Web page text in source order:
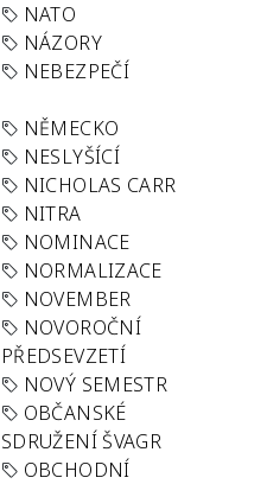
NATO
NÁZORY
NEBEZPEČÍ
NĚMECKO
NESLYŠÍCÍ
NICHOLAS CARR
NITRA
NOMINACE
NORMALIZACE
NOVEMBER
NOVOROČNÍ
PŘEDSEVZETÍ
NOVÝ SEMESTR
OBČANSKÉ
SDRUŽENÍ ŠVAGR
OBCHODNÍ